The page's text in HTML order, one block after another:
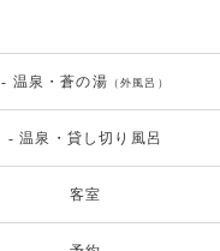
- 温泉・蒼の湯 （外風呂）
- 温泉・貸し切り風呂
客室